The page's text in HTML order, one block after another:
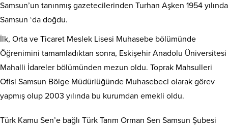
Samsun’un tanınmış gazetecilerinden Turhan Aşken 1954 yılında
Samsun ‘da doğdu.
İlk, Orta ve Ticaret Meslek Lisesi Muhasebe bölümünde
Öğrenimini tamamladıktan sonra, Eskişehir Anadolu Üniversitesi
Mahalli İdareler bölümünden mezun oldu. Toprak Mahsulleri
Ofisi Samsun Bölge Müdürlüğünde Muhasebeci olarak görev
yapmış olup 2003 yılında bu kurumdan emekli oldu.
Türk Kamu Sen’e bağlı Türk Tarım Orman Sen Samsun Şubesi